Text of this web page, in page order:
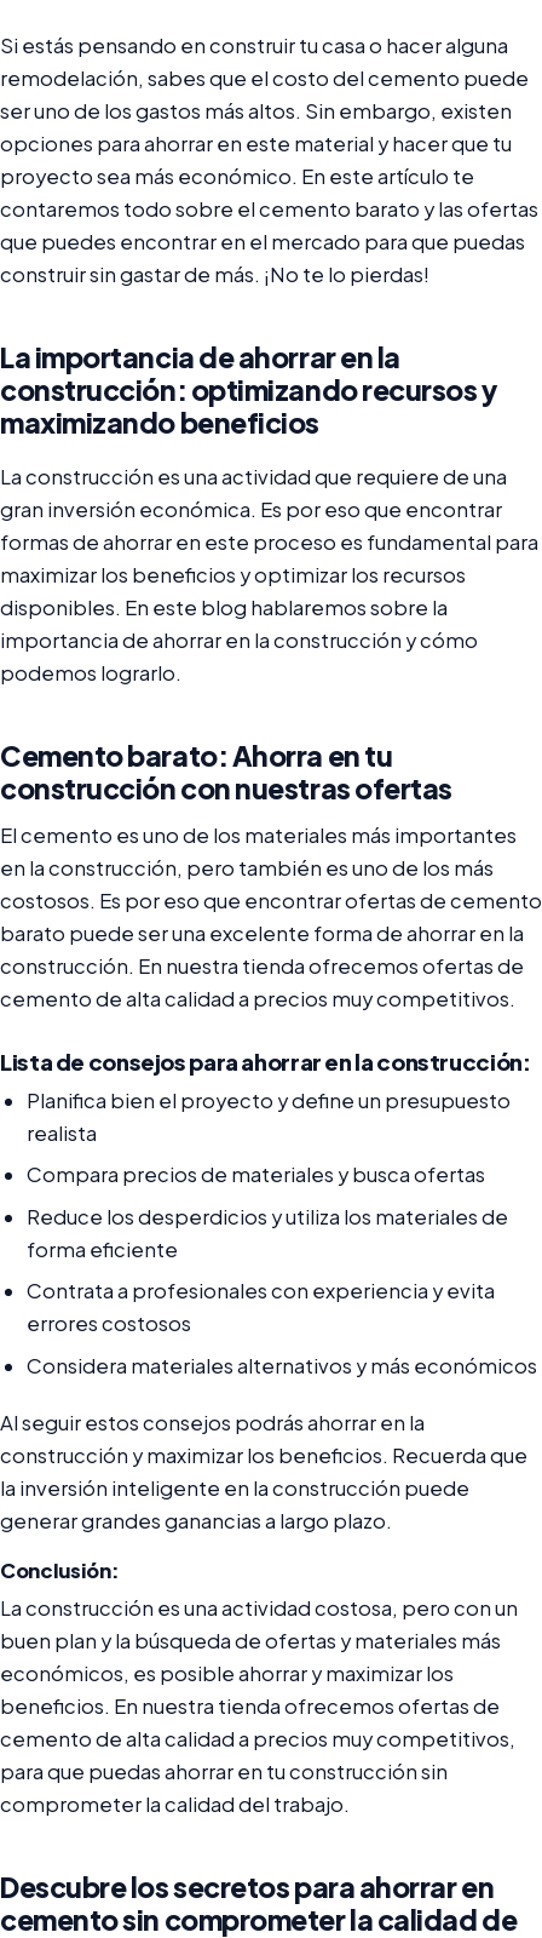
Si estás pensando en construir tu casa o hacer alguna
remodelación, sabes que el costo del cemento puede
ser uno de los gastos más altos. Sin embargo, existen
opciones para ahorrar en este material y hacer que tu
proyecto sea más económico. En este artículo te
contaremos todo sobre el cemento barato y las ofertas
que puedes encontrar en el mercado para que puedas
construir sin gastar de más. ¡No te lo pierdas!
La importancia de ahorrar en la
construcción: optimizando recursos y
maximizando beneficios
La construcción es una actividad que requiere de una
gran inversión económica. Es por eso que encontrar
formas de ahorrar en este proceso es fundamental para
maximizar los beneficios y optimizar los recursos
disponibles. En este blog hablaremos sobre la
importancia de ahorrar en la construcción y cómo
podemos lograrlo.
Cemento barato: Ahorra en tu
construcción con nuestras ofertas
El cemento es uno de los materiales más importantes
en la construcción, pero también es uno de los más
costosos. Es por eso que encontrar ofertas de cemento
barato puede ser una excelente forma de ahorrar en la
construcción. En nuestra tienda ofrecemos ofertas de
cemento de alta calidad a precios muy competitivos.
Lista de consejos para ahorrar en la construcción:
Planifica bien el proyecto y define un presupuesto
realista
Compara precios de materiales y busca ofertas
Reduce los desperdicios y utiliza los materiales de
forma eficiente
Contrata a profesionales con experiencia y evita
errores costosos
Considera materiales alternativos y más económicos
Al seguir estos consejos podrás ahorrar en la
construcción y maximizar los beneficios. Recuerda que
la inversión inteligente en la construcción puede
generar grandes ganancias a largo plazo.
Conclusión:
La construcción es una actividad costosa, pero con un
buen plan y la búsqueda de ofertas y materiales más
económicos, es posible ahorrar y maximizar los
beneficios. En nuestra tienda ofrecemos ofertas de
cemento de alta calidad a precios muy competitivos,
para que puedas ahorrar en tu construcción sin
comprometer la calidad del trabajo.
Descubre los secretos para ahorrar en
cemento sin comprometer la calidad de